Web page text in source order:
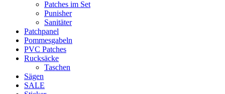
Patches im Set
Punisher
Sanitäter
Patchpanel
Pommesgabeln
PVC Patches
Rucksäcke
Taschen
Sägen
SALE